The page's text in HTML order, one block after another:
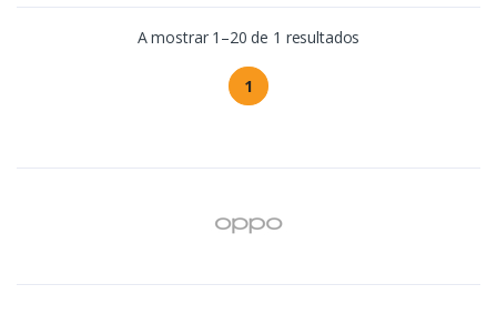
A mostrar 1–20 de 1 resultados
1